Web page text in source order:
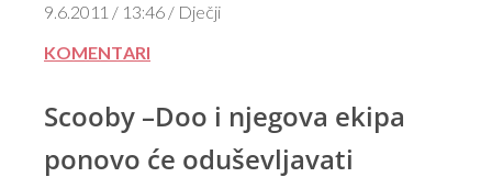
9.6.2011 / 13:46 / Dječji
KOMENTARI
Scooby –Doo i njegova ekipa
ponovo će oduševljavati